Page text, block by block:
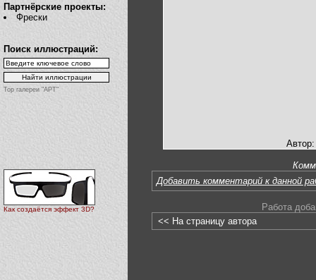
Партнёрские проекты:
Фрески
Поиск иллюстраций:
Top галереи "АРТ"
Как создаётся эффект 3D?
Добавить комментарий к данной
Работа
<< На страницу автора